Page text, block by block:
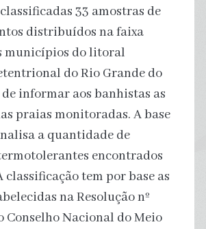
33 amostras de
distribuídos na faixa
municípios do litoral
do Rio Grande do
informar aos banhistas as
praias monitoradas. A base
a quantidade de
encontrados
classificação tem por base as
na Resolução nº
Conselho Nacional do Meio